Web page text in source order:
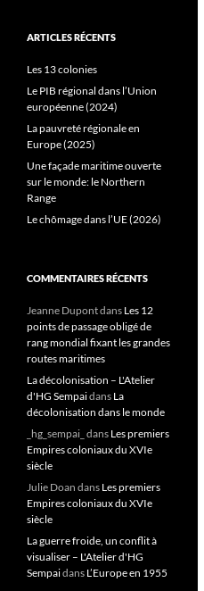
ARTICLES RÉCENTS
Les 13 colonies
Le PIB régional dans l’Union
européenne (2024)
La pauvreté régionale en
Europe (2025)
Une façade maritime ouverte
sur le monde: le Northern
Range
Le chômage dans l’UE (2026)
COMMENTAIRES RÉCENTS
Jeanne Dupontdans Les 12
points de passage obligé de
rang mondial fixant les grandes
routes maritimes
La décolonisation – L'Atelier
d'HG Sempaidans La
décolonisation dans le monde
_hg_sempai_ dans Les premiers
Empires coloniaux du XVIe
siècle
Julie Doan dans Les premiers
Empires coloniaux du XVIe
siècle
La guerre froide, un conflit à
visualiser – L'Atelier d'HG
Sempaidans L’Europe en 1955